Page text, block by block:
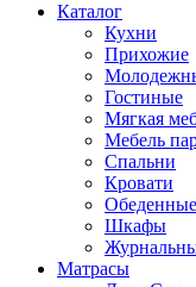
Каталог
Кухни
Прихожие
Гостиные
Мягкая
Мебель
Спальни
Кровати
Шкафы
Матрасы